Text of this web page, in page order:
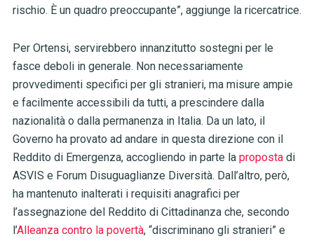
rischio. È un quadro preoccupante”, aggiunge la ricercatrice.
Per Ortensi, servirebbero innanzitutto sostegni per le
fasce deboli in generale. Non necessariamente
provvedimenti specifici per gli stranieri, ma misure ampie
e facilmente accessibili da tutti, a prescindere dalla
nazionalità o dalla permanenza in Italia. Da un lato, il
Governo ha provato ad andare in questa direzione con il
Reddito di Emergenza, accogliendo in parte la proposta di
ASVIS e Forum Disuguaglianze Diversità. Dall’altro, però,
ha mantenuto inalterati i requisiti anagrafici per
l’assegnazione del Reddito di Cittadinanza che, secondo
l’Alleanza contro la povertà, “discriminano gli stranieri” e